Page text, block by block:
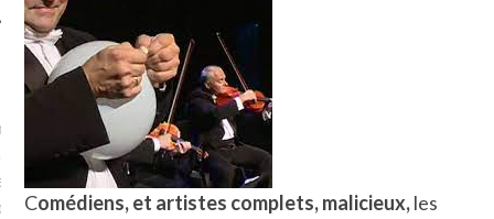
QUI MARCHE
journaliste à France
toujours aimé marcher.
conquis mais en
Je ne suis pas une
Comédiens, et artistes complets, malicieux,les